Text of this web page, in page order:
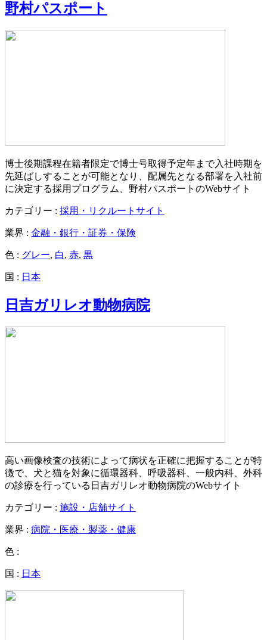
野村パスポート
博士後期課程在籍者限定で博士号取得予定年まで入社時期を
先延ばしすることが可能となり、配属先となる部署を入社前
に決定する採用プログラム、野村パスポートのWebサイト
カテゴリー : 採用・リクルートサイト
業界 : 金融・銀行・証券・保険
色 : グレー, 白, 赤, 黒
国 : 日本
日吉ガリレオ動物病院
高い画像検査の技術によって病状を正確に把握することが特
徴で、犬と猫を対象に循環器科、呼吸器科、一般内科、外科
の診療を行っている日吉ガリレオ動物病院のWebサイト
カテゴリー : 施設・店舗サイト
業界 : 病院・医療・製薬・健康
色 :
国 : 日本